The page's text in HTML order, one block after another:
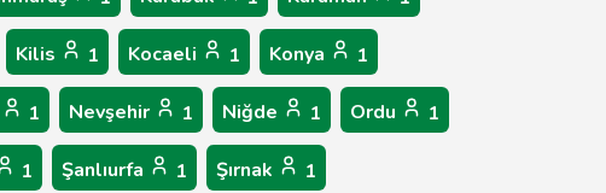
Kilis 1 Kocaeli 1 Konya 1
1 Nevşehir 1 Niğde 1 Ordu 1
1 Şanlıurfa 1 Şırnak 1